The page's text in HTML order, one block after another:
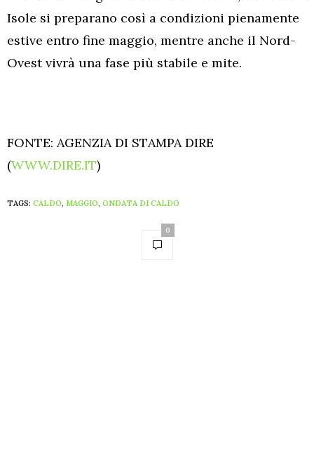
Isole si preparano così a condizioni pienamente
estive entro fine maggio, mentre anche il Nord-
Ovest vivrà una fase più stabile e mite.
FONTE: AGENZIA DI STAMPA DIRE
(WWW.DIRE.IT)
TAGS: CALDO, MAGGIO, ONDATA DI CALDO
0